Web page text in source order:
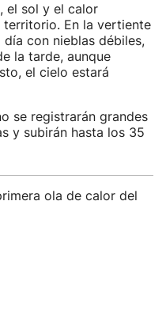
el sol y el calor
En la vertiente
con nieblas débiles,
la tarde, aunque
el cielo estará
se registrarán grandes
y subirán hasta los 35
ola de calor del